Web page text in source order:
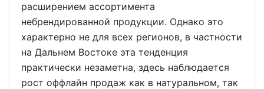
расширением ассортимента
небрендированной продукции. Однако это
характерно не для всех регионов, в частности
на Дальнем Востоке эта тенденция
практически незаметна, здесь наблюдается
рост оффлайн продаж как в натуральном, так